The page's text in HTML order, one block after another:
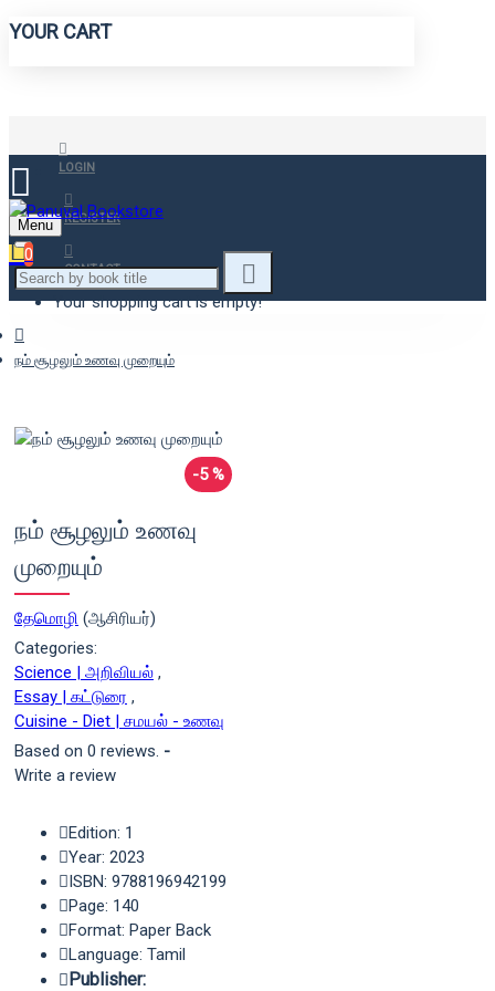
YOUR CART
LOGIN
REGISTER
CONTACT
Menu
0
Your shopping cart is empty!
நம் சூழலும் உணவு முறையும்
-5 %
நம் சூழலும் உணவு
முறையும்
தேமொழி (ஆசிரியர்)
Categories:
Science | அறிவியல் ,
Essay | கட்டுரை ,
Cuisine - Diet | சமயல் - உணவு
Based on 0 reviews. -
Write a review
Edition: 1
Year: 2023
ISBN: 9788196942199
Page: 140
Format: Paper Back
Language: Tamil
Publisher: